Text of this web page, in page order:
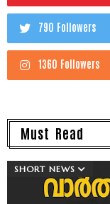
790 Followers
1360 Followers
Must Read
SHORT NEWS